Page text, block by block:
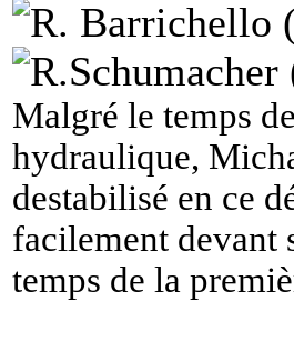
Malgré le temps
hydraulique,
destabilisé en ce
facilement devant
temps de la